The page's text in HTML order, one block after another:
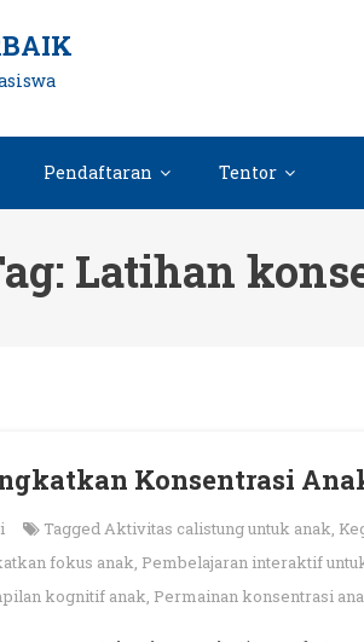
Pendaftaran Tentor
Latihan
Konsentrasi
TaggedAktivitas calistung untuk anak,
fokus anak, Pembelajaran interaktif
kognitif anak, Permainan konsentrasi